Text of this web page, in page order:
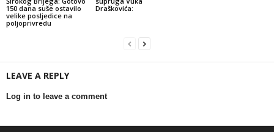
150 dana suše ostavilo
velike posljedice na
poljoprivredu
Draškovića:
LEAVE A REPLY
Log in to leave a comment